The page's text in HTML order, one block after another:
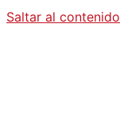
Saltar al contenido